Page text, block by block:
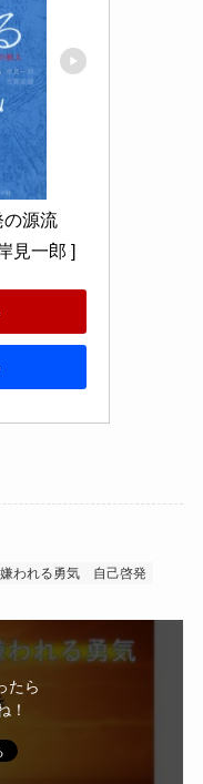
の源流
見一郎 ]
嫌われる勇気 自己啓発
たら
！